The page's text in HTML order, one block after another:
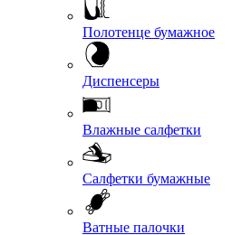
Полотенце бумажное
Диспенсеры
Влажные салфетки
Салфетки бумажные
Ватные палочки